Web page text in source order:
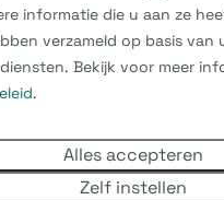
in een vakantiesfeer
wat om onderdeel te
Dan maken we
–
informatie die u aan ze
verzameld op basis van
Bekijk voor meer
.
Alles accepteren
Zelf instellen